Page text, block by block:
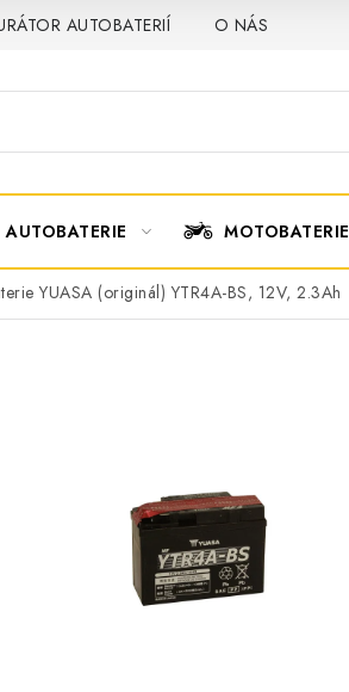
AUTOBATERIÍ O NÁS
AUTOBATERIE MOTOBATERIE
YUASA (originál) YTR4A-BS, 12V, 2.3Ah